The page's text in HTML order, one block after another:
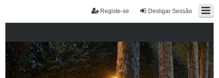
Desligar Sessão
Registe-se